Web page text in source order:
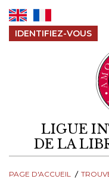
IDENTIFIEZ-VOUS
LIGUE
DE LA
PAGE D'ACCUEIL